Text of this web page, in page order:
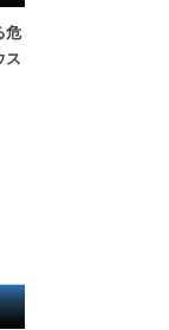
危
ス